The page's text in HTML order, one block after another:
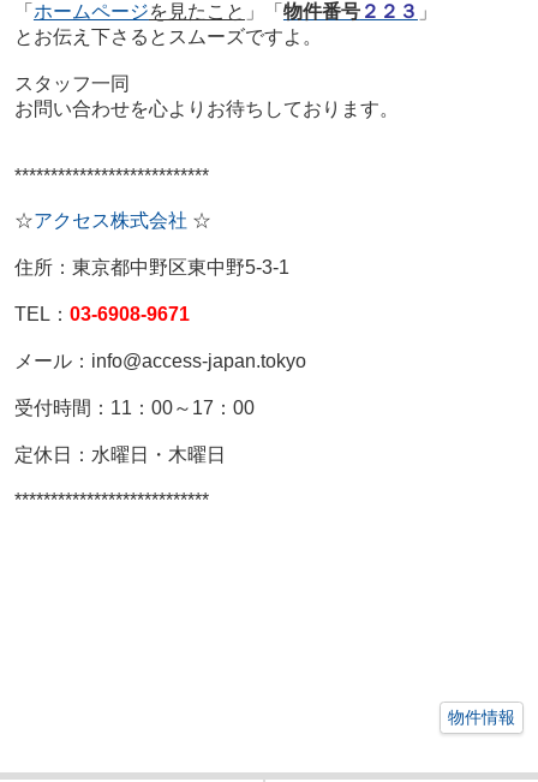
「 ホームページを見たこと 」「 物件番号２２３ 」
とお伝え下さるとスムーズですよ。
スタッフ一同
お問い合わせを心よりお待ちしております。
***************************
☆アクセス株式会社 ☆
住所：東京都中野区東中野5-3-1
TEL： 03-6908-9671
メール：info@access-japan.tokyo
受付時間：11：00～17：00
定休日：水曜日・木曜日
***************************
物件情報